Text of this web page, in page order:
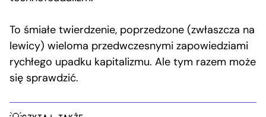
To śmiałe twierdzenie, poprzedzone (zwłaszcza na
lewicy) wieloma przedwczesnymi zapowiedziami
rychłego upadku kapitalizmu. Ale tym razem może
się sprawdzić.